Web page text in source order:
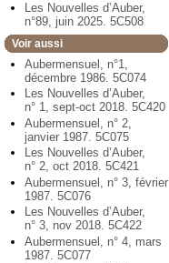
Les Nouvelles d’Auber,
n°89, juin 2025. 5C508
Voir aussi
Aubermensuel, n°1,
décembre 1986. 5C074
Les Nouvelles d’Auber,
n° 1, sept-oct 2018. 5C420
Aubermensuel, n° 2,
janvier 1987. 5C075
Les Nouvelles d’Auber,
n° 2, oct 2018. 5C421
Aubermensuel, n° 3, février
1987. 5C076
Les Nouvelles d’Auber,
n° 3, nov 2018. 5C422
Aubermensuel, n° 4, mars
1987. 5C077